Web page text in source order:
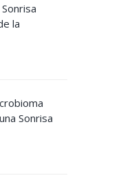
la
Sonrisa